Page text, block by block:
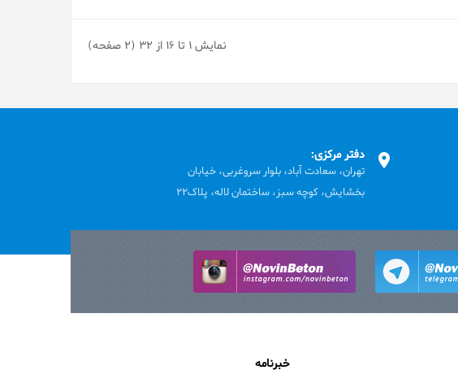
نمایش 1 تا 16 از 32 (2 صفحه)
دفتر مرکزی:
تهران، سعادت آباد، بلوار سروغربی، خیابان
بخشایش، کوچه سبز، ساختمان لاله، پلاک22
خبرنامه